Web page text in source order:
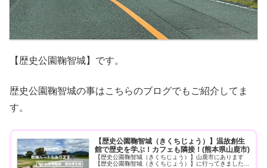
【歴史公園鞠智城】です。
歴史公園鞠智城の事はこちらのブログでもご紹介してま
す。
【歴史公園鞠智城（きくちじょう）】温故創生
館で歴史を学ぶ！カフェも隣接！(熊本県山鹿市)
【歴史公園鞠智城（きくちじょう）】山鹿市にあります
【歴史公園鞠智城（きくちじょう）】に行ってきました...